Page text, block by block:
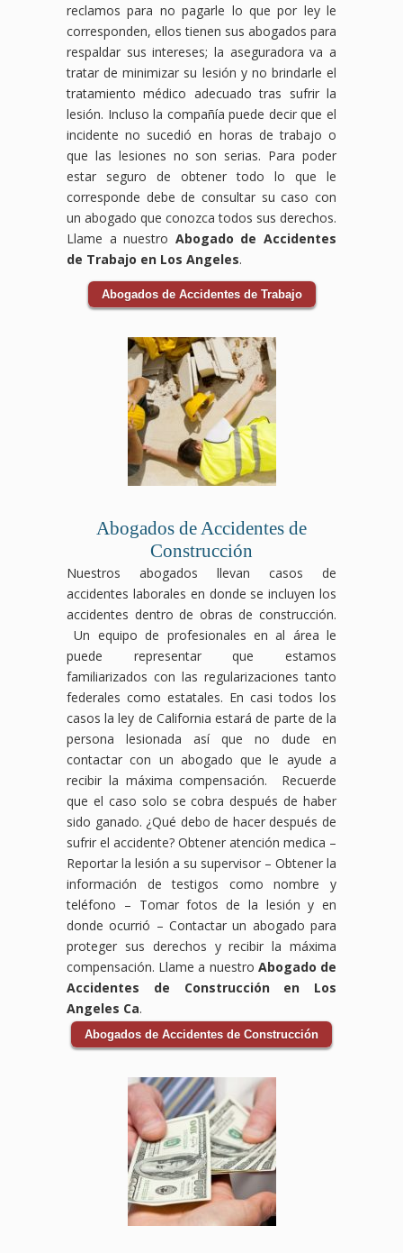
reclamos para no pagarle lo que por ley le
corresponden, ellos tienen sus abogados para
respaldar sus intereses; la aseguradora va a
tratar de minimizar su lesión y no brindarle el
tratamiento médico adecuado tras sufrir la
lesión. Incluso la compañía puede decir que el
incidente no sucedió en horas de trabajo o
que las lesiones no son serias. Para poder
estar seguro de obtener todo lo que le
corresponde debe de consultar su caso con
un abogado que conozca todos sus derechos.
Llame a nuestro Abogado de Accidentes
de Trabajo en Los Angeles.
Abogados de Accidentes de Trabajo
Abogados de Accidentes de
Construcción
Nuestros abogados llevan casos de
accidentes laborales en donde se incluyen los
accidentes dentro de obras de construcción.
Un equipo de profesionales en al área le
puede representar que estamos
familiarizados con las regularizaciones tanto
federales como estatales. En casi todos los
casos la ley de California estará de parte de la
persona lesionada así que no dude en
contactar con un abogado que le ayude a
recibir la máxima compensación. Recuerde
que el caso solo se cobra después de haber
sido ganado. ¿Qué debo de hacer después de
sufrir el accidente? Obtener atención medica –
Reportar la lesión a su supervisor – Obtener la
información de testigos como nombre y
teléfono – Tomar fotos de la lesión y en
donde ocurrió – Contactar un abogado para
proteger sus derechos y recibir la máxima
compensación. Llame a nuestro Abogado de
Accidentes de Construcción en Los
Angeles Ca.
Abogados de Accidentes de Construcción